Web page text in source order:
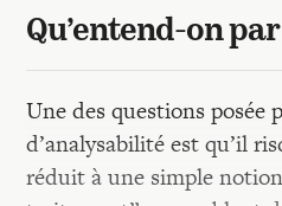
Qu’entend-on
Une des questions posée
d’analysabilité est qu’il
réduit à une simple